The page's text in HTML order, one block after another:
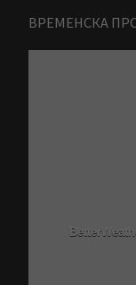
ВРЕМЕНСКА